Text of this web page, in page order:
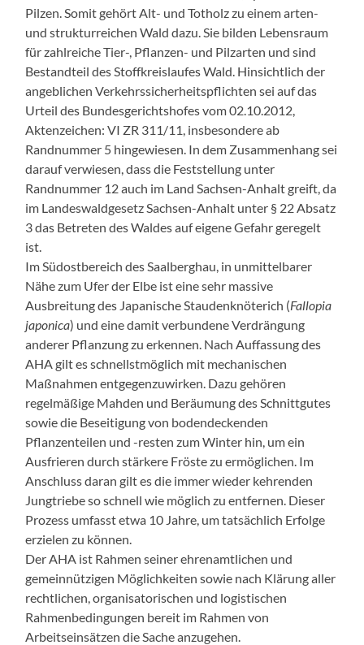
Pilzen. Somit gehört Alt- und Totholz zu einem arten-
und strukturreichen Wald dazu. Sie bilden Lebensraum
für zahlreiche Tier-, Pflanzen- und Pilzarten und sind
Bestandteil des Stoffkreislaufes Wald. Hinsichtlich der
angeblichen Verkehrssicherheitspflichten sei auf das
Urteil des Bundesgerichtshofes vom 02.10.2012,
Aktenzeichen: VI ZR 311/11, insbesondere ab
Randnummer 5 hingewiesen. In dem Zusammenhang sei
darauf verwiesen, dass die Feststellung unter
Randnummer 12 auch im Land Sachsen-Anhalt greift, da
im Landeswaldgesetz Sachsen-Anhalt unter § 22 Absatz
3 das Betreten des Waldes auf eigene Gefahr geregelt
ist.
Im Südostbereich des Saalberghau, in unmittelbarer
Nähe zum Ufer der Elbe ist eine sehr massive
Ausbreitung des Japanische Staudenknöterich (Fallopia
japonica) und eine damit verbundene Verdrängung
anderer Pflanzung zu erkennen. Nach Auffassung des
AHA gilt es schnellstmöglich mit mechanischen
Maßnahmen entgegenzuwirken. Dazu gehören
regelmäßige Mahden und Beräumung des Schnittgutes
sowie die Beseitigung von bodendeckenden
Pflanzenteilen und -resten zum Winter hin, um ein
Ausfrieren durch stärkere Fröste zu ermöglichen. Im
Anschluss daran gilt es die immer wieder kehrenden
Jungtriebe so schnell wie möglich zu entfernen. Dieser
Prozess umfasst etwa 10 Jahre, um tatsächlich Erfolge
erzielen zu können.
Der AHA ist Rahmen seiner ehrenamtlichen und
gemeinnützigen Möglichkeiten sowie nach Klärung aller
rechtlichen, organisatorischen und logistischen
Rahmenbedingungen bereit im Rahmen von
Arbeitseinsätzen die Sache anzugehen.